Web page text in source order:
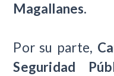
Magallanes.
Por su parte,
Seguridad